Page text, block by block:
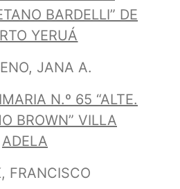
BARDELLI” DE
YERUÁ
JANA A.
N.º 65 “ALTE.
BROWN” VILLA
ADELA
FRANCISCO